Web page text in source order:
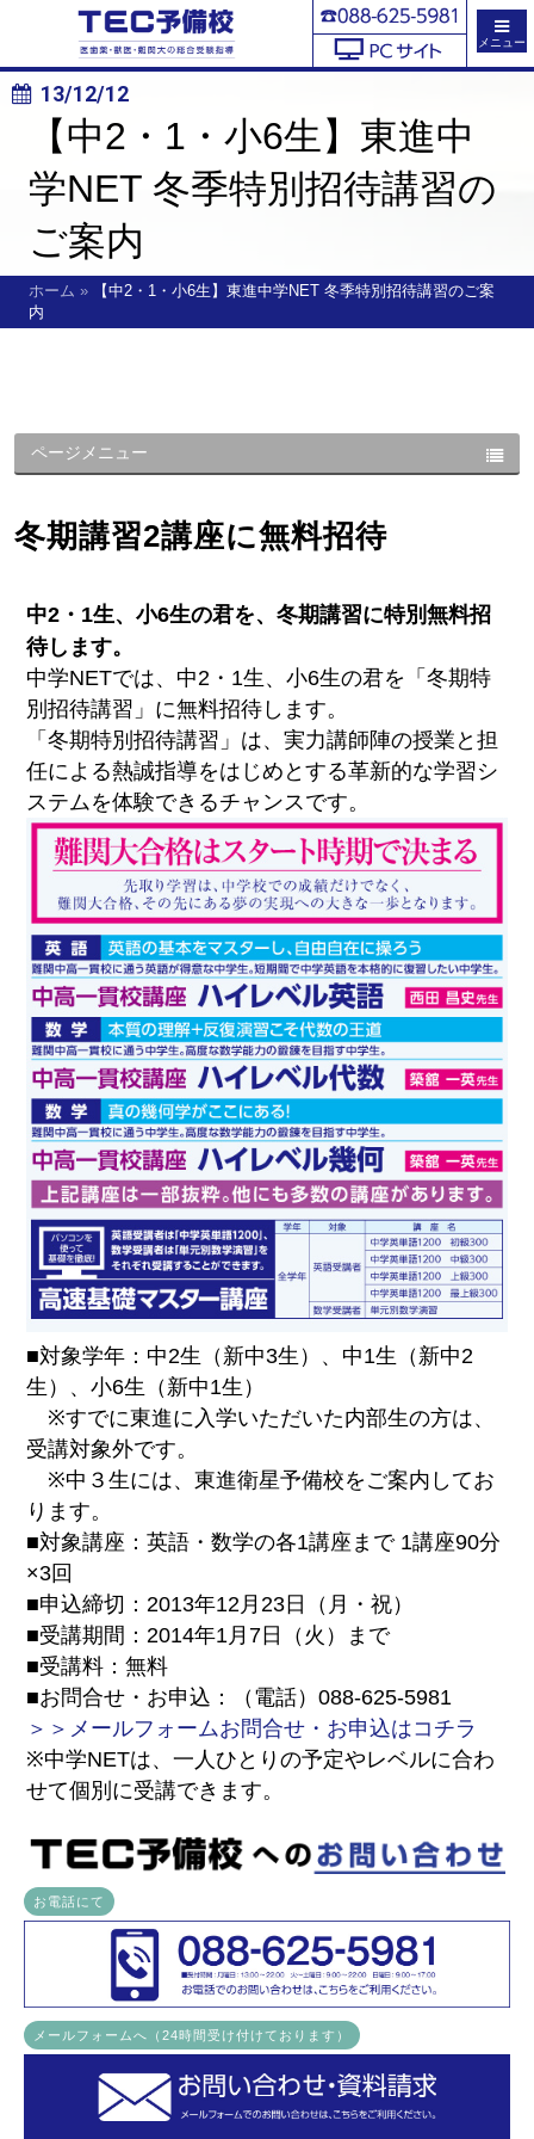
メニュー
13/12/12
【中2・1・小6生】東進中
学NET 冬季特別招待講習の
ご案内
ホーム »
【中2・1・小6生】東進中学NET 冬季特別招待講習のご案
内
ページメニュー
冬期講習2講座に無料招待
中2・1生、小6生の君を、冬期講習に特別無料招
待します。
中学NETでは、中2・1生、小6生の君を「冬期特
別招待講習」に無料招待します。
「冬期特別招待講習」は、実力講師陣の授業と担
任による熱誠指導をはじめとする革新的な学習シ
ステムを体験できるチャンスです。
■対象学年：中2生（新中3生）、中1生（新中2
生）、小6生（新中1生）
※すでに東進に入学いただいた内部生の方は、
受講対象外です。
※中３生には、東進衛星予備校をご案内してお
ります。
■対象講座：英語・数学の各1講座まで 1講座90分
×3回
■申込締切：2013年12月23日（月・祝）
■受講期間：2014年1月7日（火）まで
■受講料：無料
■お問合せ・お申込：（電話）088-625-5981
＞＞メールフォームお問合せ・お申込はコチラ
※中学NETは、一人ひとりの予定やレベルに合わ
せて個別に受講できます。
お電話にて
メールフォームへ（24時間受け付けております）